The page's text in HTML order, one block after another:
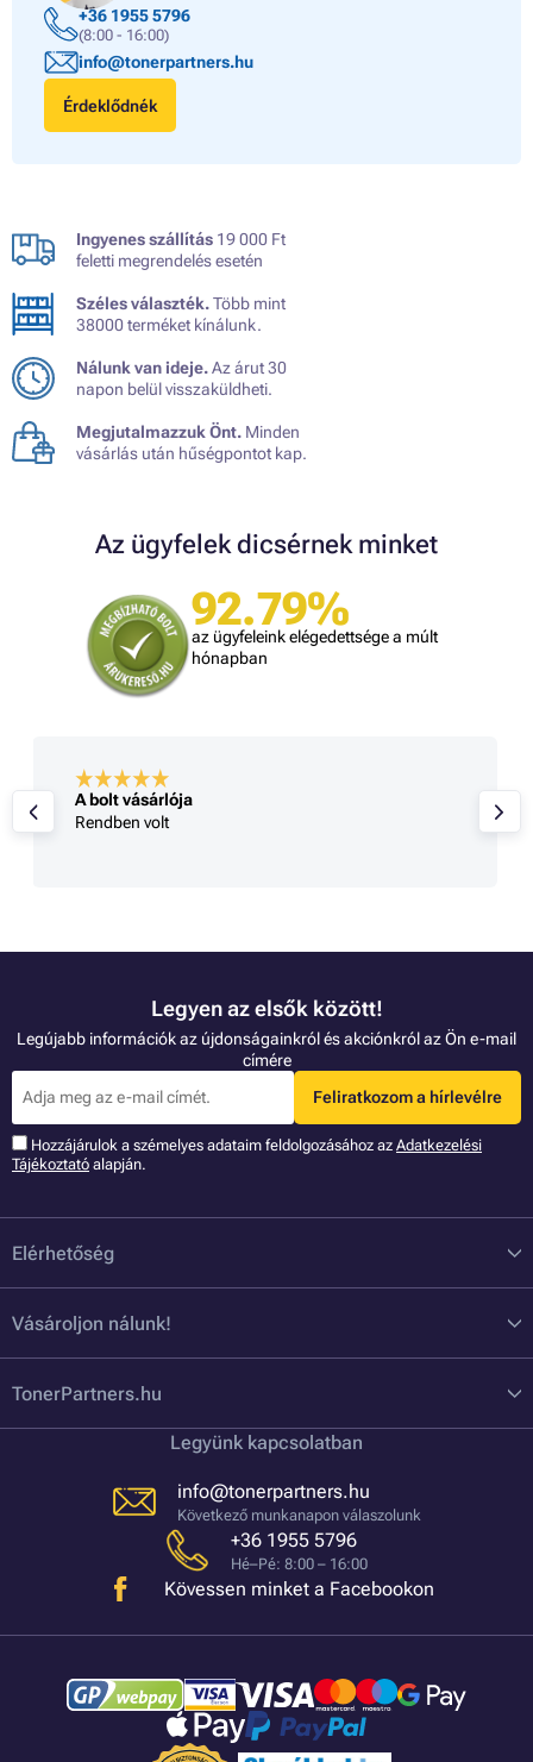
+36 1955 5796
(8:00 - 16:00)
info@tonerpartners.hu
Érdeklődnék
Ingyenes szállítás 19 000 Ft
feletti megrendelés esetén
Széles választék.Több mint
38000 terméket kínálunk.
Nálunk van ideje.Az árut 30
napon belül visszaküldheti.
Megjutalmazzuk Önt. Minden
vásárlás után hűségpontot kap.
Az ügyfelek dicsérnek minket
92.79%
az ügyfeleink elégedettsége a múlt
hónapban
A bolt vásárlója
Rendben volt
Legyen az elsők között!
Legújabb információk az újdonságainkról és akciónkról az Ön e-mail
címére
Feliratkozom a hírlevélre
Hozzájárulok a szémelyes adataim feldolgozásához az Adatkezelési
Tájékoztató alapján.
Elérhetőség
Vásároljon nálunk!
TonerPartners.hu
Legyünk kapcsolatban
info@tonerpartners.hu
Következő munkanapon válaszolunk
+36 1955 5796
Hé–Pé: 8:00 – 16:00
Kövessen minket a Facebookon